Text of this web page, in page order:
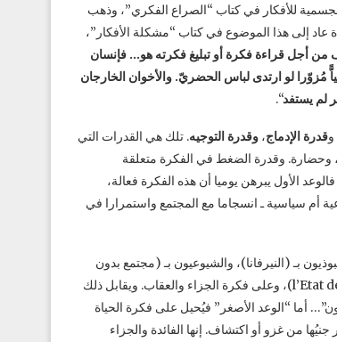
للأفكار في كتاب “الصراع الفكري”، وذهب
عاد إلى هذا الموضوع في كتاب “مشكلة الأفكار”،
أجل قراءة فكرة أو تبليغ فكرته هو… فإنسان
مُزوّرا لو ارتدى لباس الحضريّ. والأخوان الخارجان
لم يستفد“.
وقدرة الإدماج،وقدرة التوجيه. تلك هي القدرات التي
وحضارة. وقدرة الضغط في الفكرة متعلقة
الأول يبرهن يوميا أن هذه الفكرة فعالة،
أم سياسية ـ انسجاما مع المجتمع واستمرارا في
بـ (النيرفانا)، والشيوعيون بـ (مجتمع بدون
طبقات)…إلخ. إنه يُحيل على فكرةِ خشيةِ اللهِ أو الدولة القادرة على كل شيء (l’Etat démiurge)، وعلى فكرة الجزاء والعقاب. ويقابل ذلك
أما “الوعد الأصغر” فيُحيل على فكرة الحياة
من غزو أو اكتشاف. إنها الفائدة والجزاء